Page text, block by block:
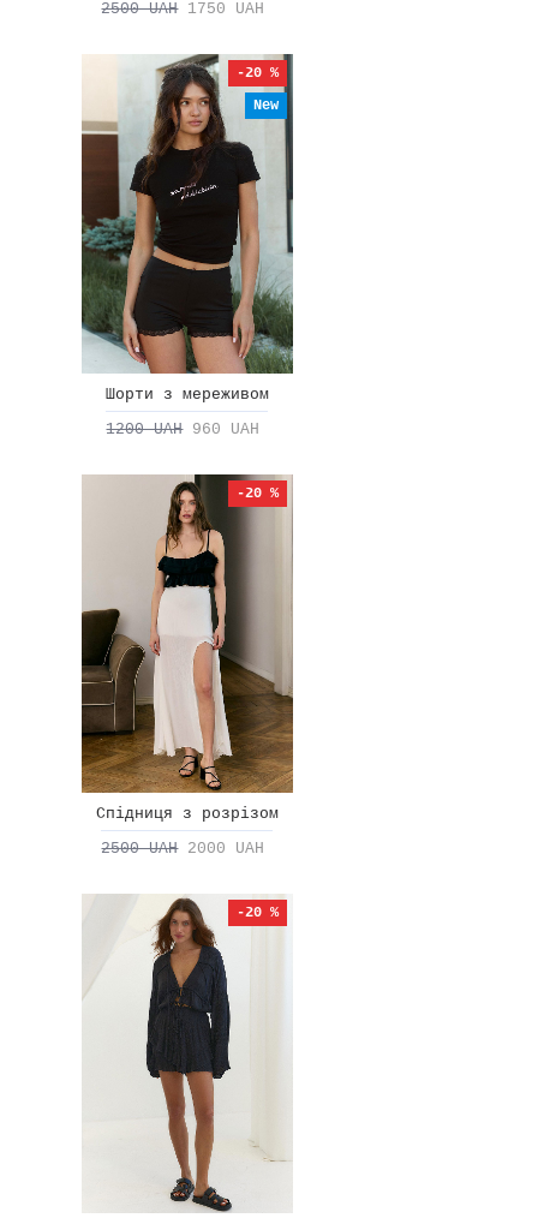
2500 UAH 1750 UAH
New
-20 %
Шорти з мереживом
1200 UAH 960 UAH
-20 %
Спідниця з розрізом
2500 UAH 2000 UAH
-20 %